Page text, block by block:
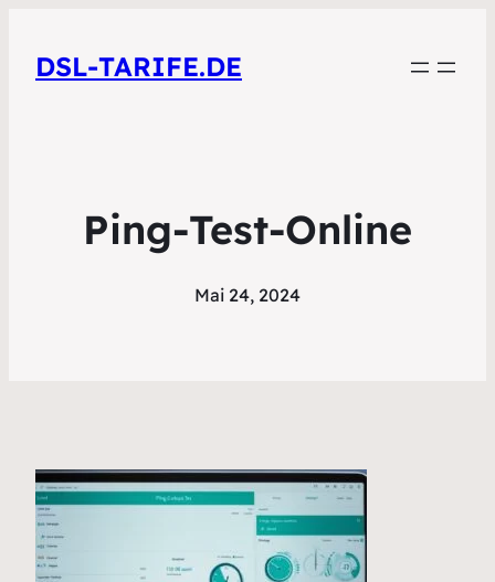
DSL-TARIFE.DE
Ping-Test-Online
Mai 24, 2024